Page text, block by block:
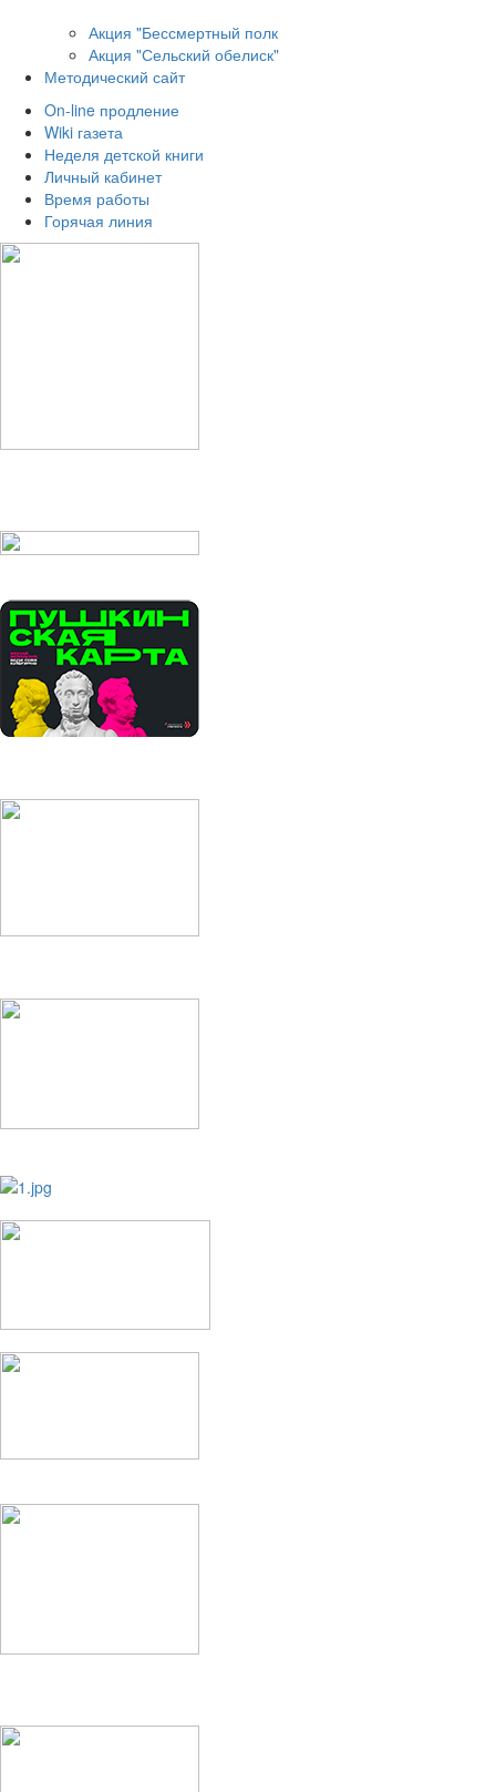
Акция "Бессмертный полк
Акция "Сельский обелиск"
Методический сайт
On-line продление
Wiki газета
Неделя детской книги
Личный кабинет
Время работы
Горячая линия